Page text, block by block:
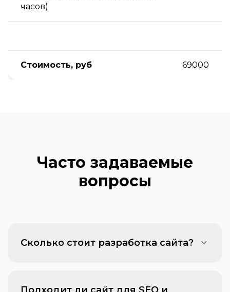
часов)
Стоимость, руб 69000
Часто задаваемые
вопросы
Сколько стоит разработка сайта?